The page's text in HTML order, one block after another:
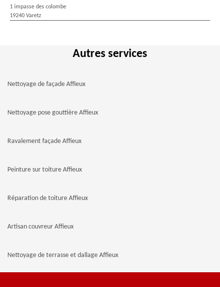
1 impasse des colombe
19240 Varetz
Autres services
Nettoyage de façade Affieux
Nettoyage pose gouttière Affieux
Ravalement façade Affieux
Peinture sur toiture Affieux
Réparation de toiture Affieux
Artisan couvreur Affieux
Nettoyage de terrasse et dallage Affieux